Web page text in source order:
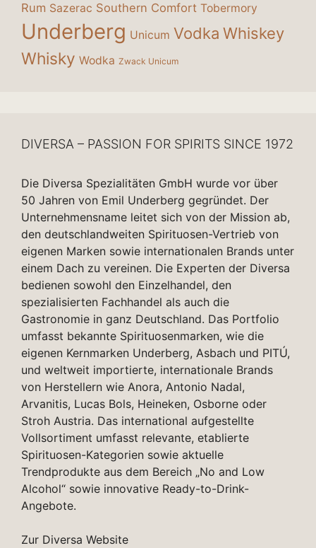
Rum Sazerac Southern Comfort Tobermory
Underberg Unicum Vodka Whiskey
Whisky Wodka Zwack Unicum
DIVERSA – PASSION FOR SPIRITS SINCE 1972
Die Diversa Spezialitäten GmbH wurde vor über
50 Jahren von Emil Underberg gegründet. Der
Unternehmensname leitet sich von der Mission ab,
den deutschlandweiten Spirituosen-Vertrieb von
eigenen Marken sowie internationalen Brands unter
einem Dach zu vereinen. Die Experten der Diversa
bedienen sowohl den Einzelhandel, den
spezialisierten Fachhandel als auch die
Gastronomie in ganz Deutschland. Das Portfolio
umfasst bekannte Spirituosenmarken, wie die
eigenen Kernmarken Underberg, Asbach und PITÚ,
und weltweit importierte, internationale Brands
von Herstellern wie Anora, Antonio Nadal,
Arvanitis, Lucas Bols, Heineken, Osborne oder
Stroh Austria. Das international aufgestellte
Vollsortiment umfasst relevante, etablierte
Spirituosen-Kategorien sowie aktuelle
Trendprodukte aus dem Bereich „No and Low
Alcohol“ sowie innovative Ready-to-Drink-
Angebote.
Zur Diversa Website